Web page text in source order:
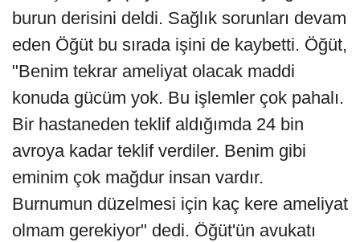
burun derisini deldi. Sağlık sorunları devam
eden Öğüt bu sırada işini de kaybetti. Öğüt,
"Benim tekrar ameliyat olacak maddi
konuda gücüm yok. Bu işlemler çok pahalı.
Bir hastaneden teklif aldığımda 24 bin
avroya kadar teklif verdiler. Benim gibi
eminim çok mağdur insan vardır.
Burnumun düzelmesi için kaç kere ameliyat
olmam gerekiyor" dedi. Öğüt'ün avukatı